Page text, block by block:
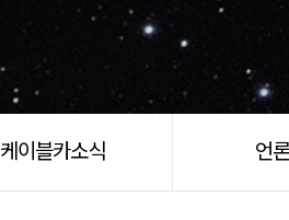
케이블카소식 언